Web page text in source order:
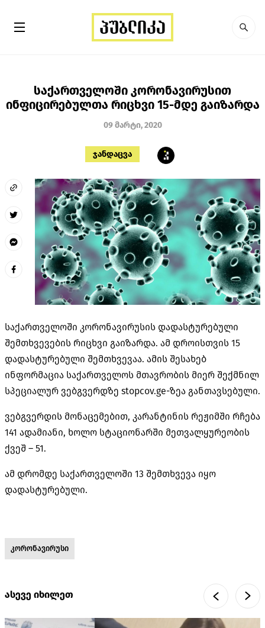
საქართველოში კორონავირუსით
ინფიცირებულთა რიცხვი 15-მდე გაიზარდა
09 მარტი, 2020
ჯანდაცვა
საქართველოში კორონავირუსის დადასტურებული
შემთხვევების რიცხვი გაიზარდა. ამ დროისთვის 15
დადასტურებული შემთხვევაა. ამის შესახებ
ინფორმაცია საქართველოს მთავრობის მიერ შექმნილ
სპეციალურ ვებგვერდზე stopcov.ge-ზეა განთავსებული.
ვებგვერდის მონაცემებით, კარანტინის რეჟიმში რჩება
141 ადამიანი, ხოლო სტაციონარში მეთვალყურეობის
ქვეშ – 51.
ამ დრომდე საქართველოში 13 შემთხვევა იყო
დადასტურებული.
კორონავირუსი
ასევე იხილეთ